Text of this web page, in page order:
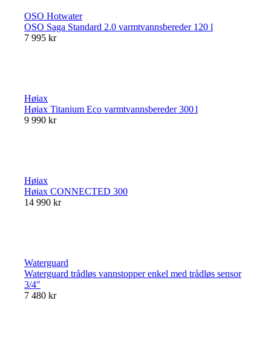
OSO Hotwater
OSO Saga Standard 2.0 varmtvannsbereder 120 l
7 995 kr
Høiax
Høiax Titanium Eco varmtvannsbereder 300 l
9 990 kr
Høiax
Høiax CONNECTED 300
14 990 kr
Waterguard
Waterguard trådløs vannstopper enkel med trådløs sensor
3/4"
7 480 kr